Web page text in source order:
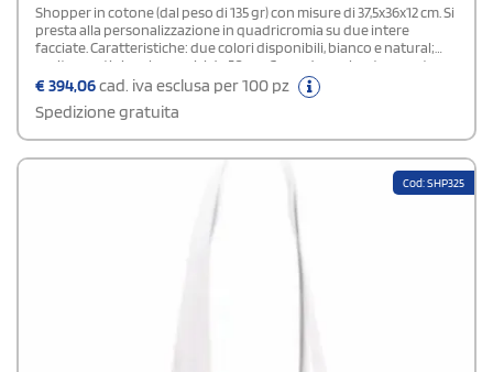
Shopper in cotone (dal peso di 135 gr) con misure di 37,5x36x12 cm. Si
presta alla personalizzazione in quadricromia su due intere
facciate. Caratteristiche: due colori disponibili, bianco e natural;
cucitura artigianale; manici da 50 cm. Comode e robuste, queste
borse rappresentano un'ottima opzione per gadget promozionali
€394,06cad. iva esclusa per 100 pz
Spedizione gratuita
Cod: SHP325